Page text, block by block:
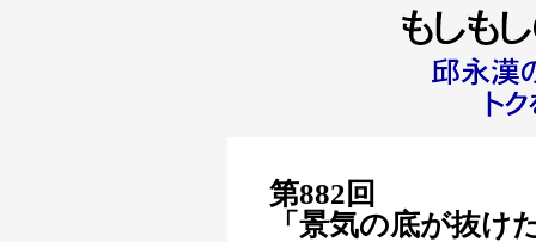
第882回
「景気の底が抜け